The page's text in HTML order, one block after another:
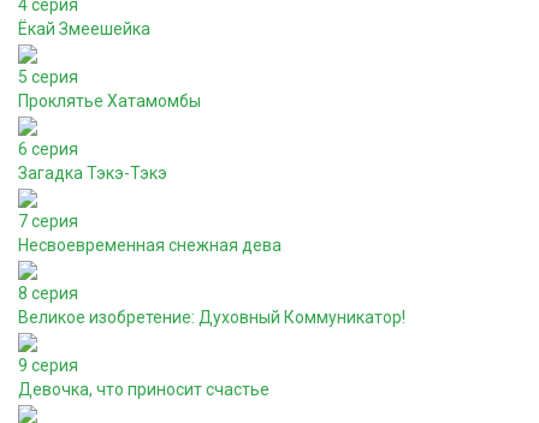
4 серия
Ёкай Змеешейка
5 серия
Проклятье Хатамомбы
6 серия
Загадка Тэкэ-Тэкэ
7 серия
Несвоевременная снежная дева
8 серия
Великое изобретение: Духовный Коммуникатор!
9 серия
Девочка, что приносит счастье